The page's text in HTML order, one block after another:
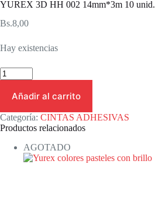
YUREX 3D HH 002 14mm*3m 10 unid.
Bs.8,00
Hay existencias
YUREX
3D
002
14mm*3m
10
unid.
cantidad
Añadir al carrito
Categoría: CINTAS ADHESIVAS
Productos relacionados
AGOTADO